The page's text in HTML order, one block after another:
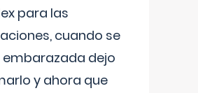
para las
cuando se
embarazada dejo
y ahora que